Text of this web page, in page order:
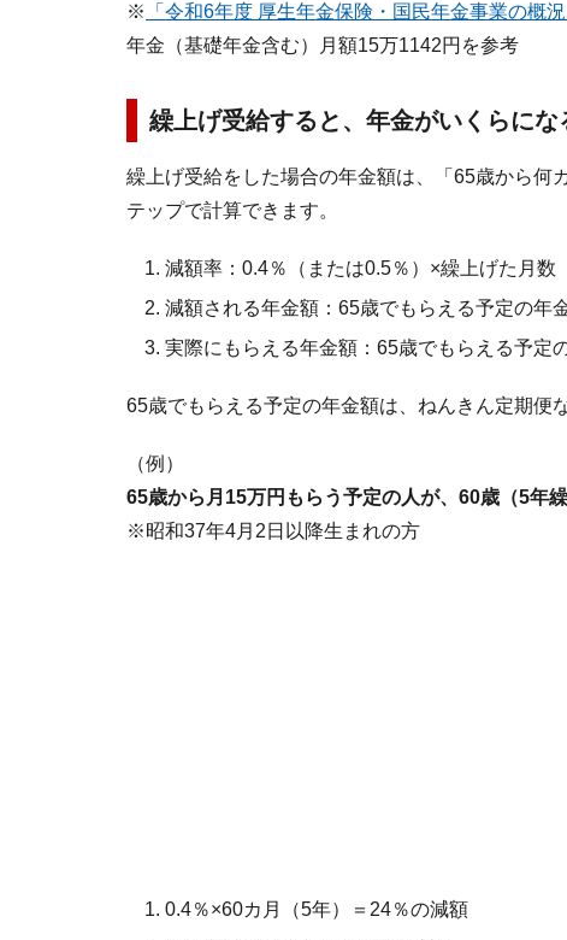
※ 「令和6年度 厚生年金保険・国民年金事業の概況
年金（基礎年金含む）月額15万1142円を参考
繰上げ受給すると、年金がいくらにな
繰上げ受給をした場合の年金額は、「65歳から何
テップで計算できます。
減額率：0.4％（または0.5％）×繰上げた月数
減額される年金額：65歳でもらえる予定の年
実際にもらえる年金額：65歳でもらえる予定
65歳でもらえる予定の年金額は、ねんきん定期便
（例）
65歳から月15万円もらう予定の人が、60歳（5年
※昭和37年4月2日以降生まれの方
0.4％×60カ月（5年）＝24％の減額